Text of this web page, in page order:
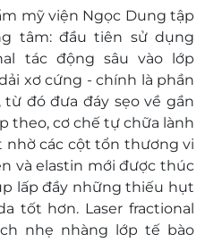
trả lại tiền thừa.
mỹ viện Ngọc Dung tập
tâm: đầu tiên sử dụng
tác động sâu vào lớp
xơ cứng - chính là phần
từ đó đưa đáy sẹo về gần
theo, cơ chế tự chữa lành
nhờ các cột tổn thương vi
và elastin mới được thúc
lấp đầy những thiếu hụt
tốt hơn. Laser fractional
nhẹ nhàng lớp tế bào